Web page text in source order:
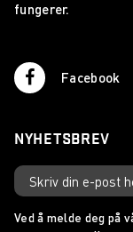
fungerer.
Facebook
NYHETSBREV
Ved å melde deg på